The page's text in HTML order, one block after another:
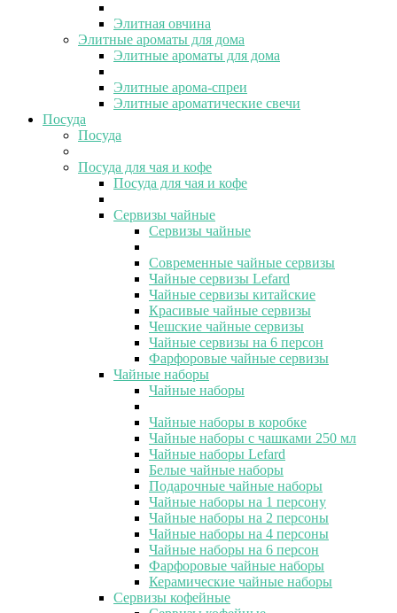
Элитная овчина
Элитные ароматы для дома
Элитные ароматы для дома
Элитные арома-спреи
Элитные ароматические свечи
Посуда
Посуда
Посуда для чая и кофе
Посуда для чая и кофе
Сервизы чайные
Сервизы чайные
Современные чайные сервизы
Чайные сервизы Lefard
Чайные сервизы китайские
Красивые чайные сервизы
Чешские чайные сервизы
Чайные сервизы на 6 персон
Фарфоровые чайные сервизы
Чайные наборы
Чайные наборы
Чайные наборы в коробке
Чайные наборы с чашками 250 мл
Чайные наборы Lefard
Белые чайные наборы
Подарочные чайные наборы
Чайные наборы на 1 персону
Чайные наборы на 2 персоны
Чайные наборы на 4 персоны
Чайные наборы на 6 персон
Фарфоровые чайные наборы
Керамические чайные наборы
Сервизы кофейные